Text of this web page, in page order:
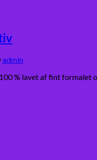
admin
% lavet af fint